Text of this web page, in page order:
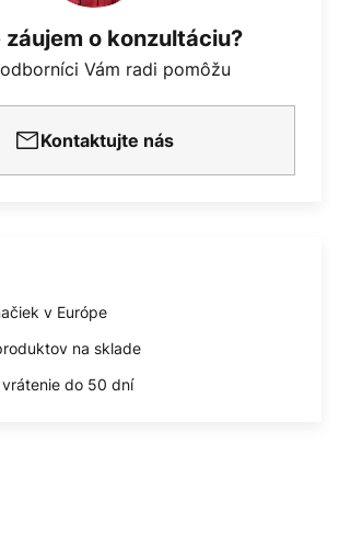
záujem o konzultáciu?
Vám radi pomôžu
Kontaktujte nás
v Európe
na sklade
do 50 dní